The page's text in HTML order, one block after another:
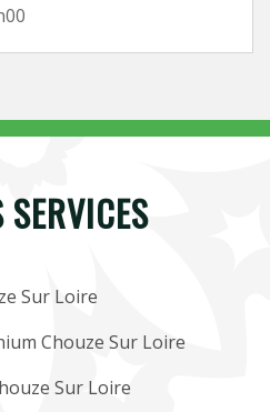
Sur Loire
Chouze Sur Loire
Sur Loire